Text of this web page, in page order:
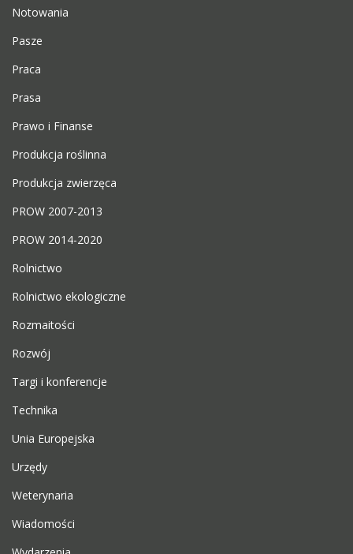
Notowania
Pasze
Praca
Prasa
Prawo i Finanse
Produkcja roślinna
Produkcja zwierzęca
PROW 2007-2013
PROW 2014-2020
Rolnictwo
Rolnictwo ekologiczne
Rozmaitości
Rozwój
Targi i konferencje
Technika
Unia Europejska
Urzędy
Weterynaria
Wiadomości